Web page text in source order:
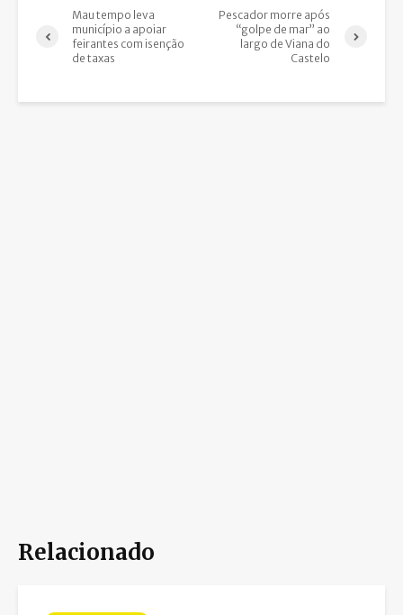
Mau tempo leva
município a apoiar
feirantes com isenção
de taxas
Pescador morre após
“golpe de mar” ao
largo de Viana do
Castelo
Relacionado